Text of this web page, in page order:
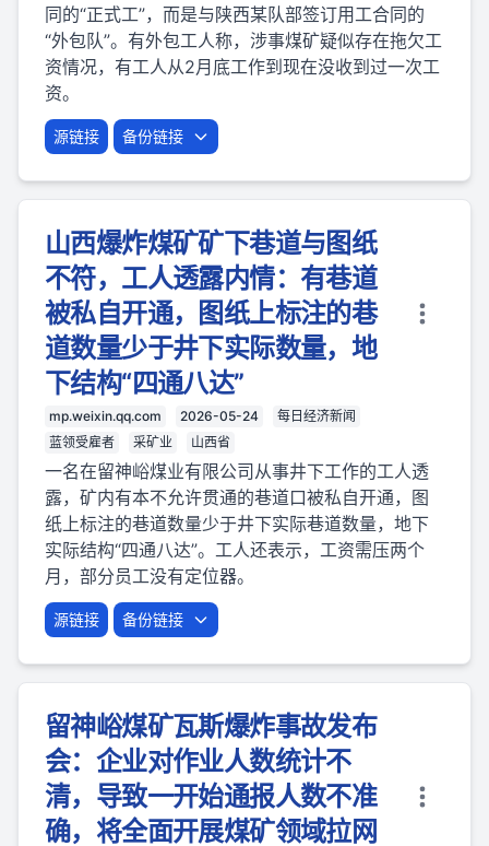
同的“正式工”，而是与陕西某队部签订用工合同的
“外包队”。有外包工人称，涉事煤矿疑似存在拖欠工
资情况，有工人从2月底工作到现在没收到过一次工
资。
源链接 备份链接
山西爆炸煤矿矿下巷道与图纸
不符，工人透露内情：有巷道
被私自开通，图纸上标注的巷
道数量少于井下实际数量，地
下结构“四通八达”
mp.weixin.qq.com 2026-05-24
每日经济新闻
蓝领受雇者
采矿业 山西省
一名在留神峪煤业有限公司从事井下工作的工人透
露，矿内有本不允许贯通的巷道口被私自开通，图
纸上标注的巷道数量少于井下实际巷道数量，地下
实际结构“四通八达”。工人还表示，工资需压两个
月，部分员工没有定位器。
源链接 备份链接
留神峪煤矿瓦斯爆炸事故发布
会：企业对作业人数统计不
清，导致一开始通报人数不准
确，将全面开展煤矿领域拉网